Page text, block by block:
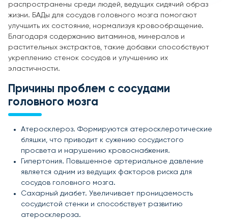
распространены среди людей, ведущих сидячий образ
жизни. БАДы для сосудов головного мозга помогают
улучшить их состояние, нормализуя кровообращение.
Благодаря содержанию витаминов, минералов и
растительных экстрактов, такие добавки способствуют
укреплению стенок сосудов и улучшению их
эластичности.
Причины проблем с сосудами
головного мозга
Атеросклероз. Формируются атеросклеротические
бляшки, что приводит к сужению сосудистого
просвета и нарушению кровоснабжения.
Гипертония. Повышенное артериальное давление
является одним из ведущих факторов риска для
сосудов головного мозга.
Сахарный диабет. Увеличивает проницаемость
сосудистой стенки и способствует развитию
атеросклероза.